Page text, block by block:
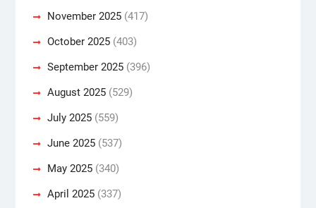
November 2025(417)
October 2025(403)
September 2025(396)
August 2025(529)
July 2025(559)
June 2025(537)
May 2025(340)
April 2025(337)